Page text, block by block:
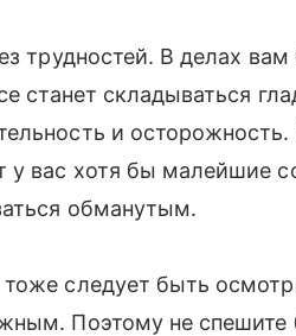
трудностей. В делах вам
станет складываться
и осторожность.
у вас хотя бы малейшие
обманутым.
следует быть
Поэтому не спешите